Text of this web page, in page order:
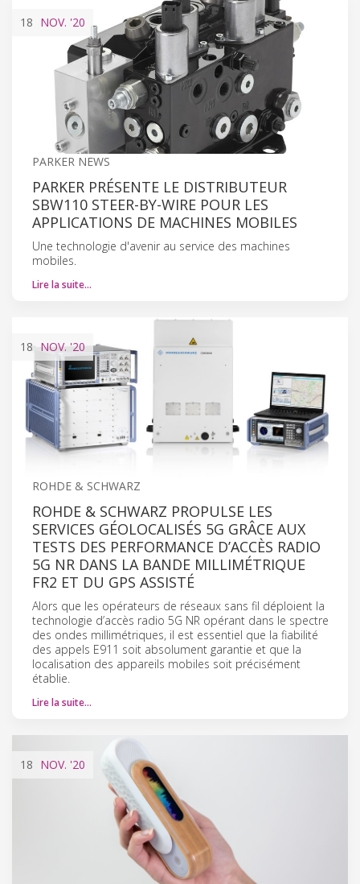
18 NOV. '20
PARKER NEWS
PARKER PRÉSENTE LE DISTRIBUTEUR
SBW110 STEER-BY-WIRE POUR LES
APPLICATIONS DE MACHINES MOBILES
Une technologie d'avenir au service des machines
mobiles.
Lire la suite…
18 NOV. '20
ROHDE & SCHWARZ
ROHDE & SCHWARZ PROPULSE LES
SERVICES GÉOLOCALISÉS 5G GRÂCE AUX
TESTS DES PERFORMANCE D’ACCÈS RADIO
5G NR DANS LA BANDE MILLIMÉTRIQUE
FR2 ET DU GPS ASSISTÉ
Alors que les opérateurs de réseaux sans fil déploient la
technologie d’accès radio 5G NR opérant dans le spectre
des ondes millimétriques, il est essentiel que la fiabilité
des appels E911 soit absolument garantie et que la
localisation des appareils mobiles soit précisément
établie.
Lire la suite…
18 NOV. '20